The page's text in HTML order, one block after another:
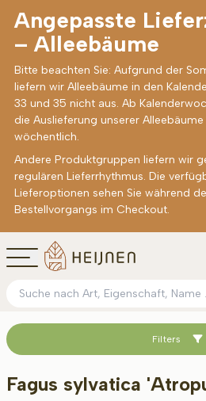
Angepasste
– Alleebäume
Bitte beachten Sie: Aufgrund der
liefern wir Alleebäume in den
33 und 35 nicht aus. Ab
die Auslieferung unserer
wöchentlich.
Andere Produktgruppen liefern wir
regulären Lieferrhythmus. Die
Lieferoptionen sehen Sie während
Bestellvorgangs im Checkout.
Sortieren nach Filters
Fagus sylvatica